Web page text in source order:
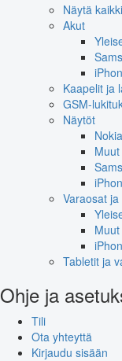
Näytä
Akut
Kaapelit ja
GSM-
Näytöt
Nokia
Varaosat
Tabletit ja
Ohje ja
Tili
Ota yhteyttä
Kirjaudu sisään